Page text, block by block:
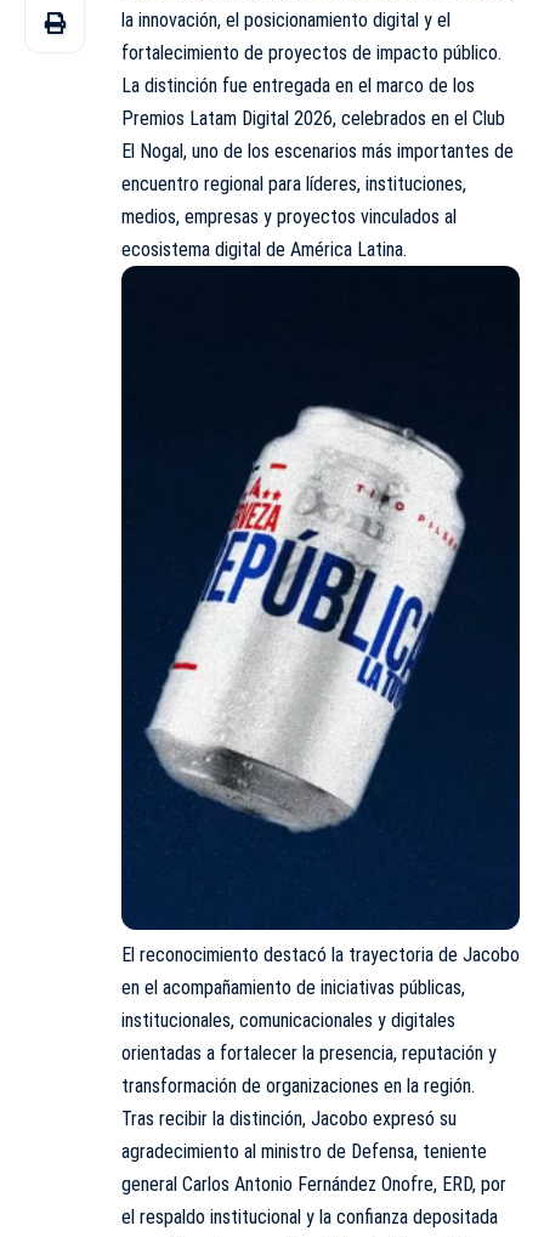
la innovación, el posicionamiento digital y el
fortalecimiento de proyectos de impacto público.
La distinción fue entregada en el marco de los
Premios Latam Digital 2026, celebrados en el Club
El Nogal, uno de los escenarios más importantes de
encuentro regional para líderes, instituciones,
medios, empresas y proyectos vinculados al
ecosistema digital de América Latina.
El reconocimiento destacó la trayectoria de Jacobo
en el acompañamiento de iniciativas públicas,
institucionales, comunicacionales y digitales
orientadas a fortalecer la presencia, reputación y
transformación de organizaciones en la región.
Tras recibir la distinción, Jacobo expresó su
agradecimiento al ministro de Defensa, teniente
general Carlos Antonio Fernández Onofre, ERD, por
el respaldo institucional y la confianza depositada